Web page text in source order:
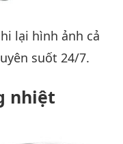
lại hình ảnh cả
suốt 24/7.
nhiệt